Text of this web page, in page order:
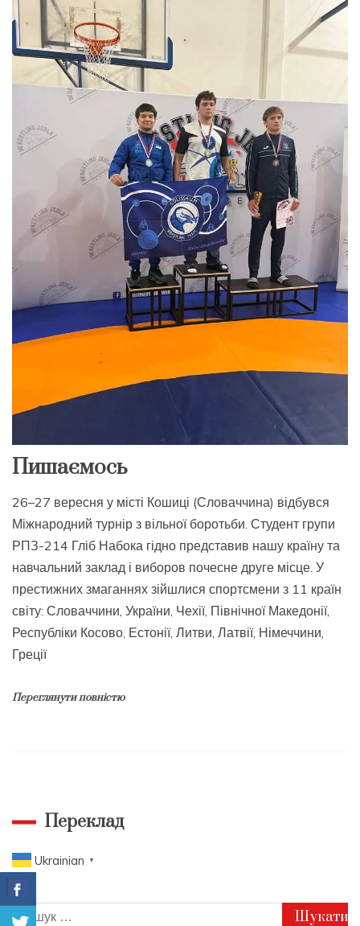
Пишаємось
26–27 вересня у місті Кошиці (Словаччина) відбувся
Міжнародний турнір з вільної боротьби. Студент групи
РПЗ-214 Гліб Набока гідно представив нашу країну та
навчальний заклад і виборов почесне друге місце. У
престижних змаганнях зійшлися спортсмени з 11 країн
світу: Словаччини, України, Чехії, Північної Македонії,
Республіки Косово, Естонії, Литви, Латвії, Німеччини,
Греції
Переглянути повністю
Переклад
Ukrainian ▼
Пошук: